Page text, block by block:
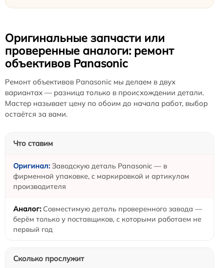
Оригинальные запчасти или
проверенные аналоги: ремонт
объективов Panasonic
Ремонт объективов Panasonic мы делаем в двух
вариантах — разница только в происхождении детали.
Мастер называет цену по обоим до начала работ, выбор
остаётся за вами.
Что ставим
Заводскую деталь Panasonic — в
фирменной упаковке, с маркировкой и артикулом
производителя
Совместимую деталь проверенного завода —
берём только у поставщиков, с которыми работаем не
первый год
Сколько прослужит